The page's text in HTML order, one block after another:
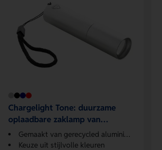
Chargelight Tone: duurzame
oplaadbare zaklamp van
gerecycled aluminium
Gemaakt van gerecycled aluminium
Keuze uit stijlvolle kleuren